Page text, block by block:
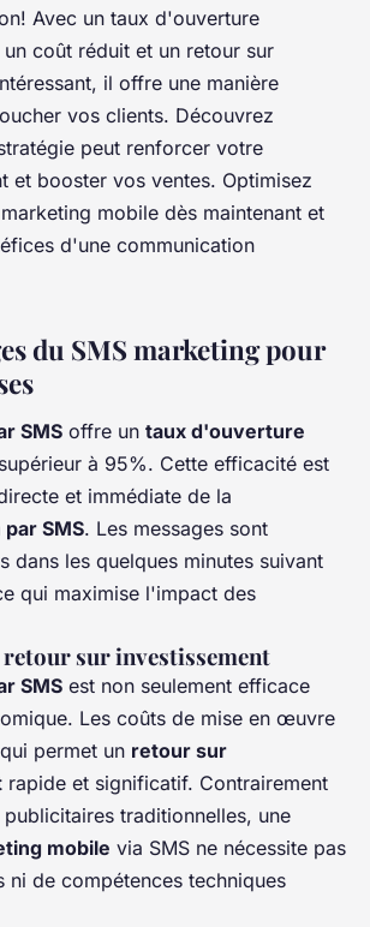
Avec un taux d'ouverture
coût réduit et un retour sur
il offre une manière
vos clients. Découvrez
peut renforcer votre
et booster vos ventes. Optimisez
mobile dès maintenant et
d'une communication
du SMS marketing pour
SMS offre un taux d'ouverture
à 95%. Cette efficacité est
et immédiate de la
SMS. Les messages sont
dans les quelques minutes suivant
qui maximise l'impact des
sur investissement
SMS est non seulement efficace
Les coûts de mise en œuvre
permet un retour sur
rapide et significatif. Contrairement
traditionnelles, une
mobile via SMS ne nécessite pas
ni de compétences techniques